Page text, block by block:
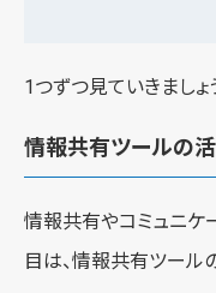
1つずつ見ていきましょ
情報共有ツールの
情報共有やコミュニケ
目は、情報共有ツール